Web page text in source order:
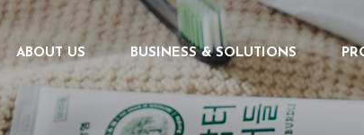
ABOUT US BUSINESS & SOLUTIONS